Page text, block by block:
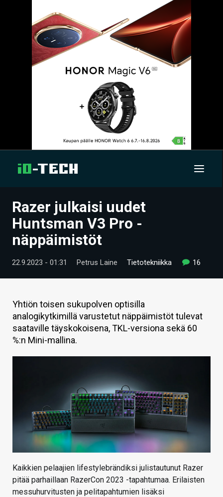
UUTISET
ARTIKKELIT
VIDEOT
TECHBBS
TIETOA
HINTA.FI
KAUPPA
HAKU
Razer julkaisi uudet
Huntsman V3 Pro -
näppäimistöt
22.9.2023 - 01:31 Petrus Laine Tietotekniikka 16
Yhtiön toisen sukupolven optisilla
analogikytkimillä varustetut näppäimistöt tulevat
saataville täyskokoisena, TKL-versiona sekä 60
%:n Mini-mallina.
Kaikkien pelaajien lifestylebrändiksi julistautunut Razer
pitää parhaillaan RazerCon 2023 -tapahtumaa. Erilaisten
messuhurvitusten ja pelitapahtumien lisäksi